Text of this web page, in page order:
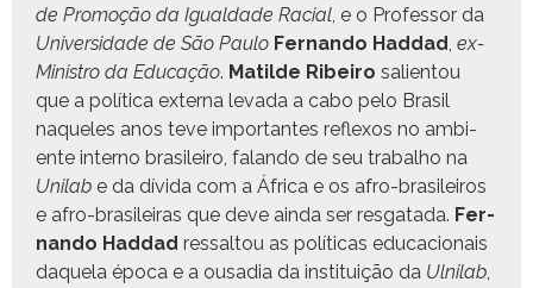
de Pro­moção da Igual­dade Racial, e o Pro­fes­sor da
Uni­ver­si­dade de São Paulo Fer­nan­do Had­dad, ex-
Min­istro da Edu­cação. Matilde Ribeiro salien­tou
que a políti­ca exter­na lev­a­da a cabo pelo Brasil
naque­les anos teve impor­tantes reflex­os no ambi­
ente inter­no brasileiro, falan­do de seu tra­bal­ho na
Uni­lab e da dívi­da com a África e os afro-brasileiros
e afro-brasileiras que deve ain­da ser res­gata­da. Fer­
nan­do Had­dad ressaltou as políti­cas edu­ca­cionais
daque­la época e a ousa­dia da insti­tu­ição da Ulni­lab,